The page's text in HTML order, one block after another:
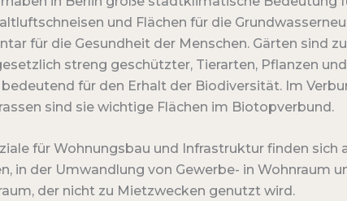
und Flächen für die
für die Gesundheit der Menschen. Gärten sind
streng geschützter, Tierarten, Pflanzen
für den Erhalt der Biodiversität. Im
sind sie wichtige Flächen im Biotopverbund.
für Wohnungsbau und Infrastruktur finden sich
in der Umwandlung von Gewerbe- in Wohnraum
der nicht zu Mietzwecken genutzt wird.